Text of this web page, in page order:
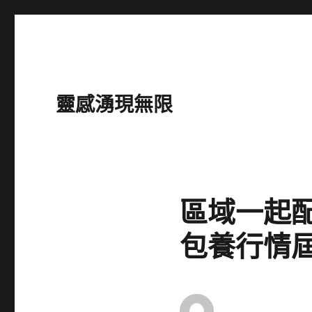
靈感湧現無限
區域一起
包養行情